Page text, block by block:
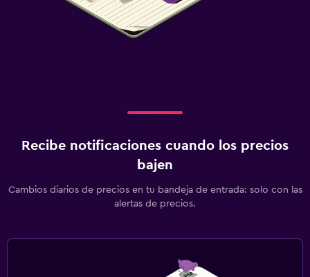
Recibe notificaciones cuando los precios
bajen
Cambios diarios de precios en tu bandeja de entrada: solo con las
alertas de precios.